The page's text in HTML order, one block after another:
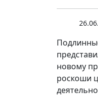
новому
роскоши